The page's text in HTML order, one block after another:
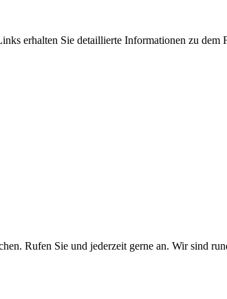
erhalten Sie detaillierte Informationen zu dem
Rufen Sie und jederzeit gerne an. Wir sind